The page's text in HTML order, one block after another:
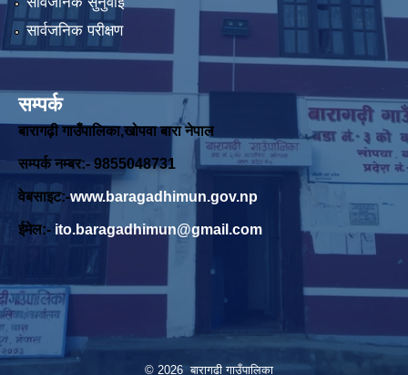
सार्वजनिक परीक्षण
सम्पर्क
बारागढ़ी गाउँपालिका,खोपवा बारा नेपाल
सम्पर्क नम्बर:- 9855048731
वेबसाइट:-www.baragadhimun.gov.np
ईमेल:- ito.baragadhimun@gmail.com
© 2026 बारागढी गाउँपालिका